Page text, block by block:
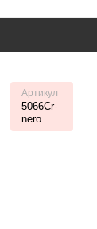
Артикул
5066Cr-
nero